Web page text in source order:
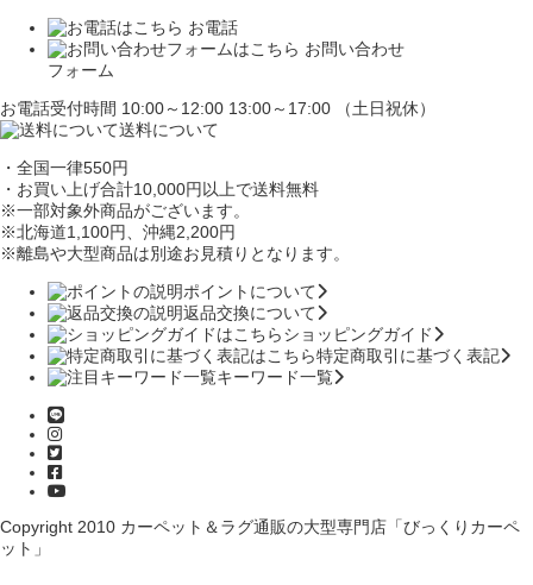
お電話
お問い合わせ
フォーム
お電話受付時間 10:00～12:00 13:00～17:00 （土日祝休）
送料について
・全国一律550円
・お買い上げ合計10,000円 以上で送料無料
※一部対象外商品がございます。
※北海道1,100円
、沖縄2,200円
※離島や大型商品は別途お見積りとなります。
ポイントについて
返品交換について
ショッピングガイド
特定商取引に基づく表記
キーワード一覧
Copyright 2010 カーペット＆ラグ通販の大型専門店「びっくりカーペ
ット」